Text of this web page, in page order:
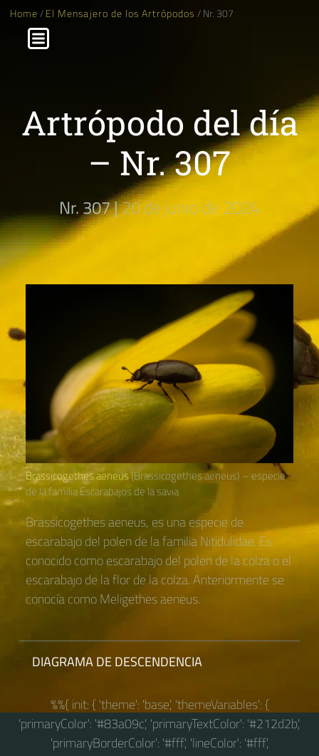
Home/El Mensajero de los Artrópodos / Nr. 307
Artrópodo del día
– Nr. 307
Nr. 307 |20 de junio de 2024
Brassicogethes aeneus(Brassicogethes aeneus) – especie
de la familia Escarabajos de la savia
Brassicogethes aeneus, es una especie de
escarabajo del polen de la familia Nitidulidae. Es
conocido como escarabajo del polen de la colza o el
escarabajo de la flor de la colza. Anteriormente se
conocía como Meligethes aeneus.
DIAGRAMA DE DESCENDENCIA
%%{ init: { 'theme': 'base', 'themeVariables': {
'primaryColor': '#83a09c', 'primaryTextColor': '#212d2b',
'primaryBorderColor': '#fff', 'lineColor': '#fff',